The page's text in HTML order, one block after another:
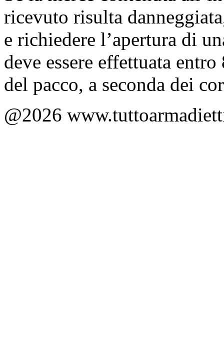
ricevuto risulta
e richiedere l’apertura di
deve essere effettuata
del pacco, a seconda dei
@2026